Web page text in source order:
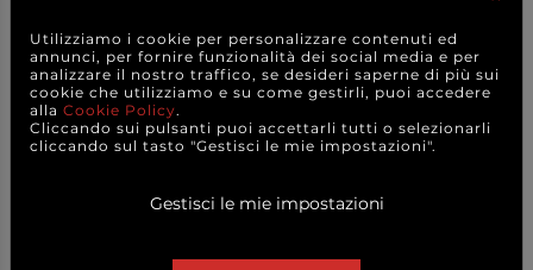
Utilizziamo i cookie per personalizzare contenuti ed
annunci, per fornire funzionalità dei social media e per
analizzare il nostro traffico, se desideri saperne di più sui
cookie che utilizziamo e su come gestirli, puoi accedere
alla Cookie Policy.
Cliccando sui pulsanti puoi accettarli tutti o selezionarli
cliccando sul tasto "Gestisci le mie impostazioni".
Gestisci le mie impostazioni